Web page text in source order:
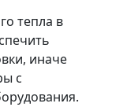
тепла в
иначе
с